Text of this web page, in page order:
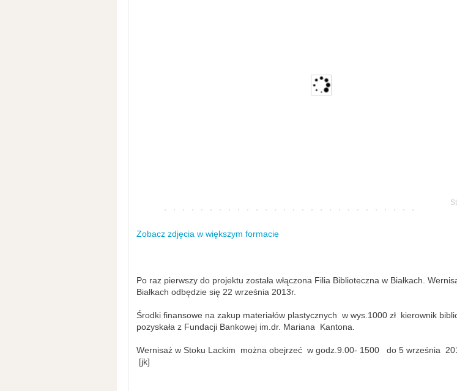
Zobacz zdjęcia w większym formacie
Po raz pierwszy do projektu została włączona Filia Biblioteczna w Białkach.
Białkach odbędzie się 22 września 2013r.
Środki finansowe na zakup materiałów plastycznych w wys.1000 zł kierownik
pozyskała z Fundacji Bankowej im.dr. Mariana Kantona.
Wernisaż w Stoku Lackim można obejrzeć w godz.9.00- 1500 do 5 września
[jk]